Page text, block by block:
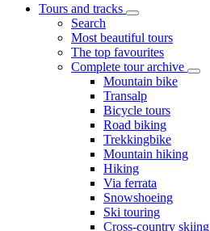
Tours and tracks
Search
Most beautiful tours
The top favourites
Complete tour archive
Mountain bike
Transalp
Bicycle tours
Road biking
Trekkingbike
Mountain hiking
Hiking
Via ferrata
Snowshoeing
Ski touring
Cross-country skiing